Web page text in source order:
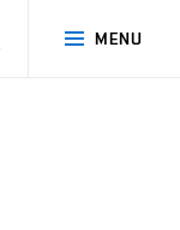
MENU